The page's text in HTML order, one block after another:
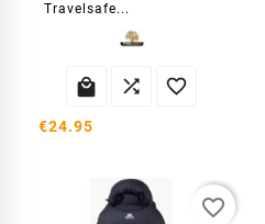
Travelsafe...
  
€24.95
favorite_border